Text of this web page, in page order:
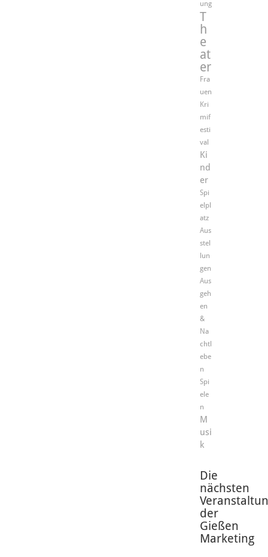
ung
T
h
e
at
er
Fra
uen
Kri
mif
esti
val
Ki
nd
er
Spi
elpl
atz
Aus
stel
lun
gen
Aus
geh
en
&
Na
chtl
ebe
n
Spi
ele
n
M
usi
k
Die
nächsten
der
Gießen
Marketing